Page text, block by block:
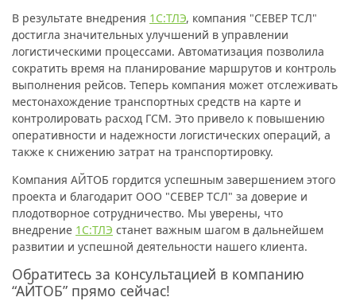
В результате внедрения 1С:ТЛЭ, компания "СЕВЕР ТСЛ"
достигла значительных улучшений в управлении
логистическими процессами. Автоматизация позволила
сократить время на планирование маршрутов и контроль
выполнения рейсов. Теперь компания может отслеживать
местонахождение транспортных средств на карте и
контролировать расход ГСМ. Это привело к повышению
оперативности и надежности логистических операций, а
также к снижению затрат на транспортировку.
Компания АЙТОБ гордится успешным завершением этого
проекта и благодарит ООО "СЕВЕР ТСЛ" за доверие и
плодотворное сотрудничество. Мы уверены, что
внедрение 1С:ТЛЭ станет важным шагом в дальнейшем
развитии и успешной деятельности нашего клиента.
Обратитесь за консультацией в компанию
“АЙТОБ” прямо сейчас!